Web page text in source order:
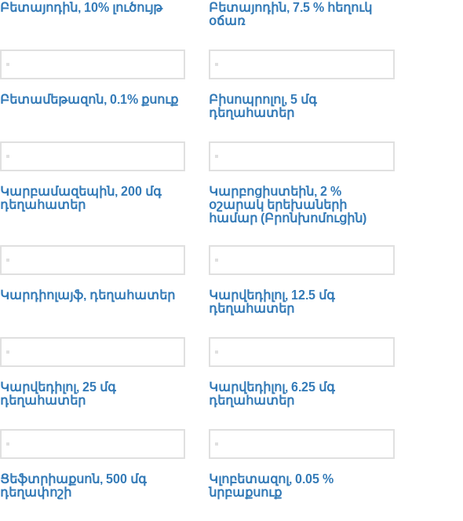
Բետայոդին, 10% լուծույթ
Բետայոդին, 7.5 % հեղուկ
օճառ
Բետամեթազոն, 0.1% քսուք
Բիսոպրոլոլ, 5 մգ
դեղահատեր
Կարբամազեպին, 200 մգ
դեղահատեր
Կարբոցիստեին, 2 %
օշարակ երեխաների
համար (Բրոնխոմուցին)
Կարդիոլայֆ, դեղահատեր
Կարվեդիլոլ, 12.5 մգ
դեղահատեր
Կարվեդիլոլ, 25 մգ
դեղահատեր
Կարվեդիլոլ, 6.25 մգ
դեղահատեր
Ցեֆտրիաքսոն, 500 մգ
դեղափոշի
Կլոբետազոլ, 0.05 %
նրբաքսուք